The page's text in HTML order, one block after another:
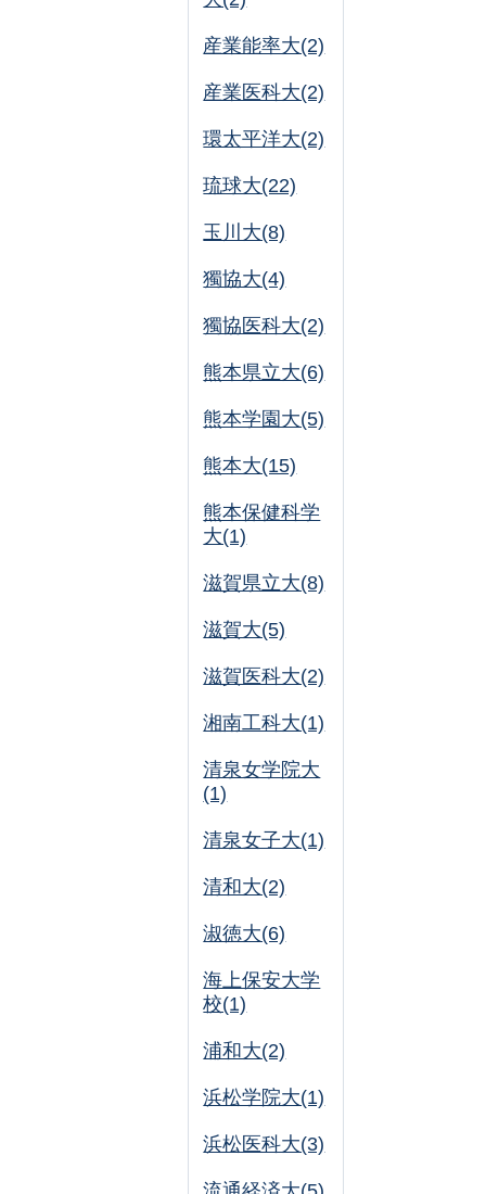
産業能率大(2)
産業医科大(2)
環太平洋大(2)
琉球大(22)
玉川大(8)
獨協大(4)
獨協医科大(2)
熊本県立大(6)
熊本学園大(5)
熊本大(15)
熊本保健科学
大(1)
滋賀県立大(8)
滋賀大(5)
滋賀医科大(2)
湘南工科大(1)
清泉女学院大
(1)
清泉女子大(1)
清和大(2)
淑徳大(6)
海上保安大学
校(1)
浦和大(2)
浜松学院大(1)
浜松医科大(3)